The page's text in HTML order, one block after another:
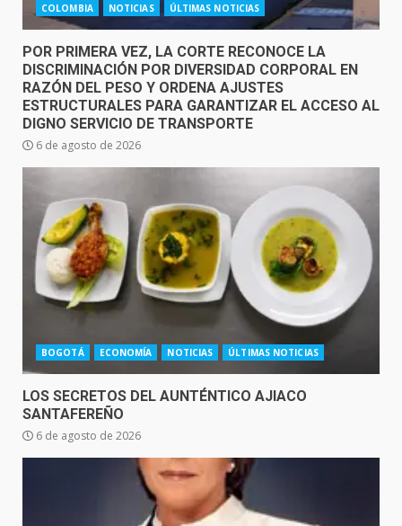
COLOMBIA NOTICIAS ÚLTIMAS NOTICIAS
POR PRIMERA VEZ, LA CORTE RECONOCE LA
DISCRIMINACIÓN POR DIVERSIDAD CORPORAL EN
RAZÓN DEL PESO Y ORDENA AJUSTES
ESTRUCTURALES PARA GARANTIZAR EL ACCESO AL
DIGNO SERVICIO DE TRANSPORTE
6 de agosto de 2026
BOGOTÁ ECONOMÍA NOTICIAS ÚLTIMAS NOTICIAS
LOS SECRETOS DEL AUNTÉNTICO AJIACO
SANTAFEREÑO
6 de agosto de 2026